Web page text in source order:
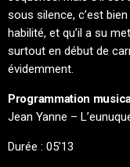
sous silence, c’est
habilité, et qu’il a su
surtout en début de
évidemment.
Programmation
Jean Yanne –
Durée : 05’13